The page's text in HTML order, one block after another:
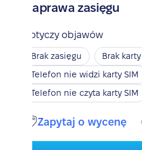
Naprawa zasięgu
Dotyczy objawów
Brak zasięgu
Brak karty
Telefon nie widzi karty SIM
Telefon nie czyta karty SIM
Zapytaj o wycenę